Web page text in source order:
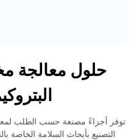
حلول معالجة
توفر أجزاءً مصنعة حسب الطلب
التصنيع بأبحاث السلامة الخاصة